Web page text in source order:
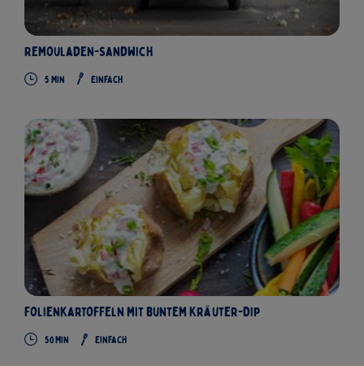
Remouladen-Sandwich
5 Min Einfach
Folienkartoffeln mit buntem Kräuter-Dip
50 Min Einfach